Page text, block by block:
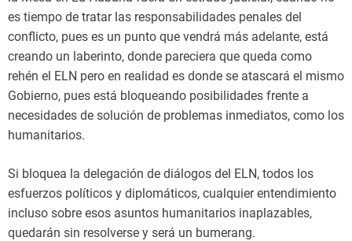
es tiempo de tratar las responsabilidades penales del
conflicto, pues es un punto que vendrá más adelante, está
creando un laberinto, donde pareciera que queda como
rehén el ELN pero en realidad es donde se atascará el mismo
Gobierno, pues está bloqueando posibilidades frente a
necesidades de solución de problemas inmediatos, como los
humanitarios.
Si bloquea la delegación de diálogos del ELN, todos los
esfuerzos políticos y diplomáticos, cualquier entendimiento
incluso sobre esos asuntos humanitarios inaplazables,
quedarán sin resolverse y será un bumerang.